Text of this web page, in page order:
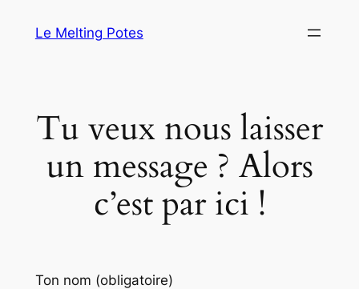
Le Melting Potes
Tu veux nous laisser
un message ? Alors
c’est par ici !
Ton nom (obligatoire)